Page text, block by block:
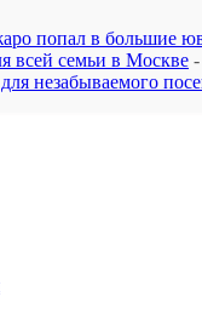
попал в большие
всей семьи в Москве
незабываемого